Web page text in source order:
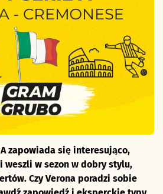
zapowiada się interesująco,
weszli w sezon w dobry stylu,
Czy Verona poradzi sobie